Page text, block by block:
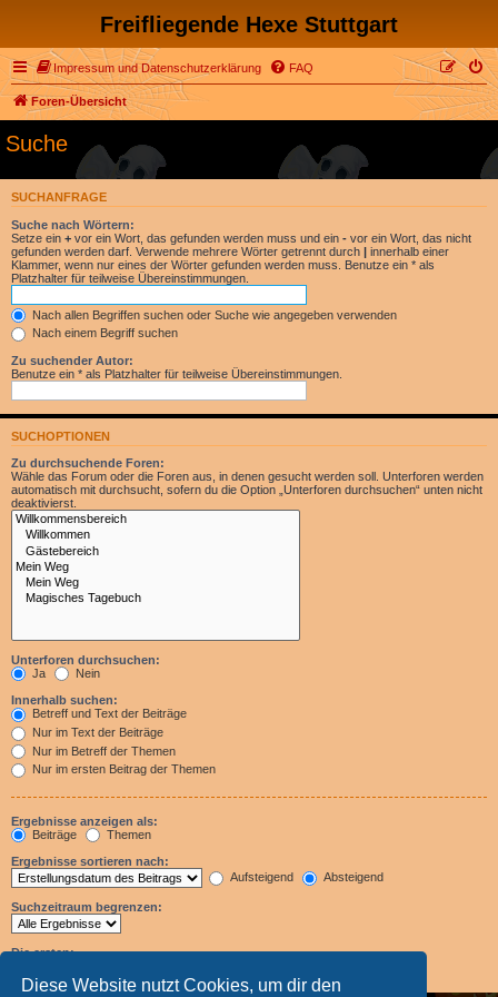
Diese Website nutzt Cookies, um dir den
Freifliegende Hexe Stuttgart
Impressum und Datenschutzerklärung FAQ
Foren-Übersicht
Suche
SUCHANFRAGE
Suche nach Wörtern:
Setze ein + vor ein Wort, das gefunden werden muss und ein - vor ein Wort, das nicht
gefunden werden darf. Verwende mehrere Wörter getrennt durch | innerhalb einer
Klammer, wenn nur eines der Wörter gefunden werden muss. Benutze ein * als
Platzhalter für teilweise Übereinstimmungen.
Nach allen Begriffen suchen oder Suche wie angegeben verwenden
Nach einem Begriff suchen
Zu suchender Autor:
Benutze ein * als Platzhalter für teilweise Übereinstimmungen.
SUCHOPTIONEN
Zu durchsuchende Foren:
Wähle das Forum oder die Foren aus, in denen gesucht werden soll. Unterforen werden
automatisch mit durchsucht, sofern du die Option „Unterforen durchsuchen“ unten nicht
deaktivierst.
Unterforen durchsuchen:
Ja
Nein
Innerhalb suchen:
Betreff und Text der Beiträge
Nur im Text der Beiträge
Nur im Betreff der Themen
Nur im ersten Beitrag der Themen
Ergebnisse anzeigen als:
Beiträge
Themen
Ergebnisse sortieren nach:
Aufsteigend
Absteigend
Suchzeitraum begrenzen:
Die ersten: